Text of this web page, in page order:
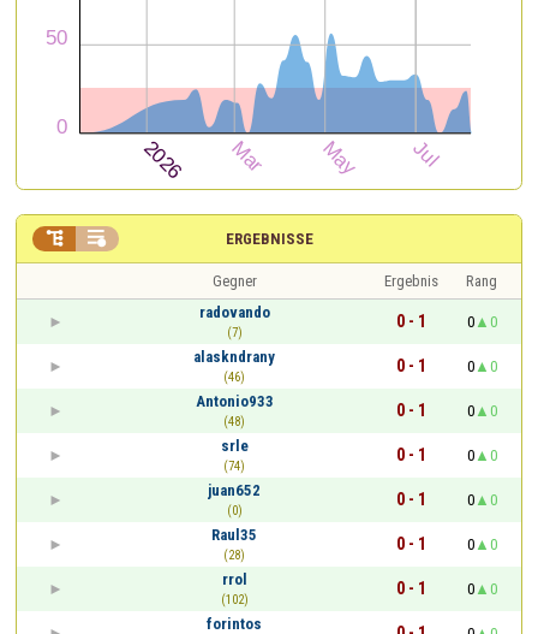
ERGEBNISSE
 
Gegner Ergebnis
Rang
radovando
(7)
0 - 1 0
0
alaskndrany
(46)
0 - 1 0
0
Antonio933
(48)
0 - 1 0
0
srle
(74)
0 - 1 0
0
juan652
(0)
0 - 1 0
0
Raul35
(28)
0 - 1 0
0
rrol
(102)
0 - 1 0
0
forintos